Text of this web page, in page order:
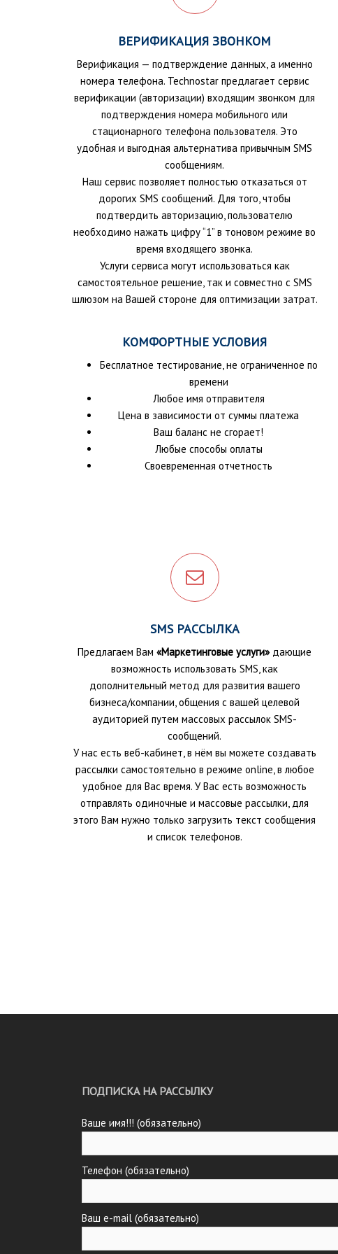
ВЕРИФИКАЦИЯ ЗВОНКОМ
Верификация — подтверждение данных, а именно
номера телефона. Technostar предлагает сервис
верификации (авторизации) входящим звонком для
подтверждения номера мобильного или
стационарного телефона пользователя. Это
удобная и выгодная альтернатива привычным SMS
сообщениям.
Наш сервис позволяет полностью отказаться от
дорогих SMS сообщений. Для того, чтобы
подтвердить авторизацию, пользователю
необходимо нажать цифру “1” в тоновом режиме во
время входящего звонка.
Услуги сервиса могут использоваться как
самостоятельное решение, так и совместно с SMS
шлюзом на Вашей стороне для оптимизации затрат.
КОМФОРТНЫЕ УСЛОВИЯ
Бесплатное тестирование, не ограниченное по
времени
Любое имя отправителя
Цена в зависимости от суммы платежа
Ваш баланс не сгорает!
Любые способы оплаты
Своевременная отчетность
SMS РАССЫЛКА
Предлагаем Вам«Маркетинговые услуги»дающие
возможность использовать SMS, как
дополнительный метод для развития вашего
бизнеса/компании, общения с вашей целевой
аудиторией путем массовых рассылок SMS-
сообщений.
У нас есть веб-кабинет, в нём вы можете создавать
рассылки самостоятельно в режиме online, в любое
удобное для Вас время. У Вас есть возможность
отправлять одиночные и массовые рассылки, для
этого Вам нужно только загрузить текст сообщения
и список телефонов.
ПОДПИСКА НА РАССЫЛКУ
Ваше имя!!! (обязательно)
Телефон (обязательно)
Ваш e-mail (обязательно)